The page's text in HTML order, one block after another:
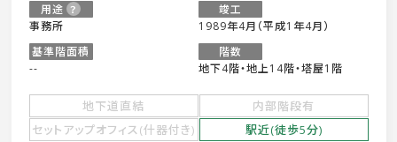
用途
事務所
竣工
1989年4月（平成1年4月）
基準階面積
--
階数
地下4階・地上14階・塔屋1階
地下道直結
内部階段有
セットアップオフィス(什器付き)
駅近(徒歩5分)